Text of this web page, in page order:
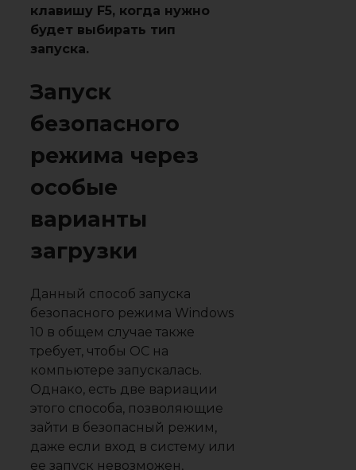
клавишу F5, когда нужно
будет выбирать тип
запуска.
Запуск
безопасного
режима через
особые
варианты
загрузки
Данный способ запуска
безопасного режима Windows
10 в общем случае также
требует, чтобы ОС на
компьютере запускалась.
Однако, есть две вариации
этого способа, позволяющие
зайти в безопасный режим,
даже если вход в систему или
ее запуск невозможен,